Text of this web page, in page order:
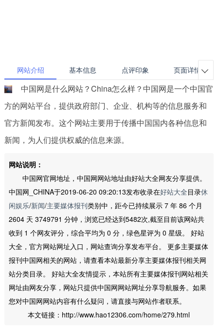
网站介绍 基本信息 点评印象 页面详情 
中国网是什么网站？China怎么样？中国网是一个中国官
方的网站平台，提供政府部门、企业、机构等的信息服务和
官方新闻发布。这个网站主要用于传播中国国内各种信息和
新闻，为人们提供权威的信息来源。
网站说明：
中国网官网地址，中国网网站地址由好站大全网友分享提供。
中国网_CHINA于2019-06-20 09:20:13发布收录在好站大全目录休
闲娱乐/新闻/主要媒体报刊类别中，距今已持续展示 7 年 86 个月
2604 天 3749791 分钟，浏览已经达到5482次,截至目前该网站共
收到 1 个网友评分，综合平均为 0 分，绿色星评为 0 星级。 好站
大全，官方网站网址入口，网站查询分享发布平台。 更多主要媒体
报刊中国网相关的网站，请查看本站最新分享主要媒体报刊相关网
站分类目录。 好站大全友情提示，本站所有主要媒体报刊网站相关
网址由网友分享，网站只提供中国网网站网址分享导航服务。如果
您对中国网网站内容有什么疑问，请直接与网站作者联系。
本文链接：http://www.hao12306.com/home/279.html